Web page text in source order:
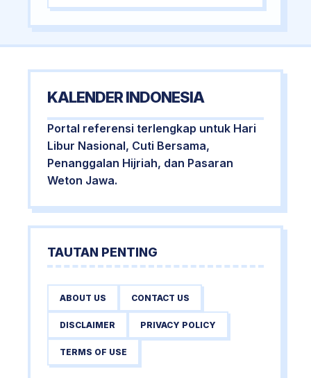
KALENDER INDONESIA
Portal referensi terlengkap untuk Hari
Libur Nasional, Cuti Bersama,
Penanggalan Hijriah, dan Pasaran
Weton Jawa.
TAUTAN PENTING
ABOUT US CONTACT US
DISCLAIMER PRIVACY POLICY
TERMS OF USE